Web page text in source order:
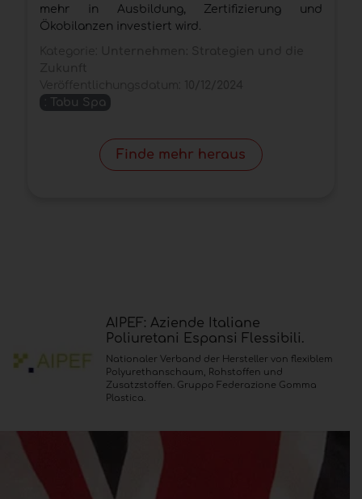
mehr in Ausbildung, Zertifizierung und
Ökobilanzen investiert wird.
: Tabu Spa
Finde mehr heraus
AIPEF: Aziende Italiane
Poliuretani Espansi Flessibili.
Nationaler Verband der Hersteller von flexiblem
Polyurethanschaum, Rohstoffen und
Zusatzstoffen. Gruppo Federazione Gomma
Plastica.